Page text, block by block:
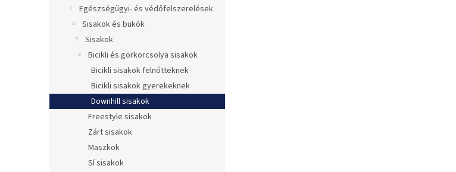
Egészségügyi- és védőfelszerelések
Sisakok és bukók
Sisakok
Bicikli és görkorcsolya sisakok
Bicikli sisakok felnőtteknek
Bicikli sisakok gyerekeknek
Downhill sisakok
Freestyle sisakok
Zárt sisakok
Maszkok
Sí sisakok